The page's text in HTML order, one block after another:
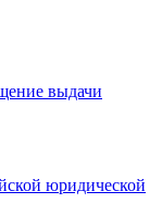
выдачи
юридической